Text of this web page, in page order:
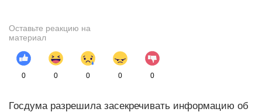
Оставьте реакцию на
материал
0 0 0 0 0
Госдума разрешила засекречивать информацию об